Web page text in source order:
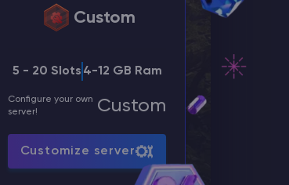
Custom
5 - 20 Slots 4-12 GB Ram
Configure your own
server!
Custom
Customize server